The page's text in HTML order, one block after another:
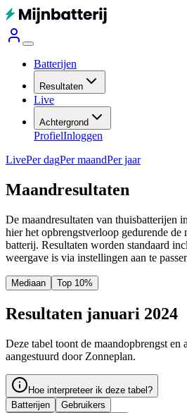
Batterijen
Resultaten
Live
Achtergrond
ProfielInloggen
LivePer dagPer maandPer jaar
Maandresultaten
De maandresultaten van thuisbatterijen
hier het opbrengstverloop gedurende de
batterij. Resultaten worden standaard
weergave is via instellingen aan te
Mediaan Top 10%
Resultaten januari 2024
Deze tabel toont de maandopbrengst en
aangestuurd door Zonneplan.
Hoe interpreteer ik deze tabel?
Batterijen
Gebruikers